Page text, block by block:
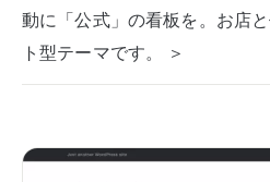
動に「公式」の看板を。お店
ト型テーマです。 ＞